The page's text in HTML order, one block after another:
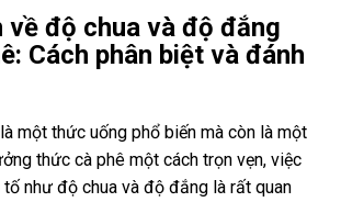
về độ chua và độ đắng
Cách phân biệt và đánh
một thức uống phổ biến mà còn là một
thức cà phê một cách trọn vẹn, việc
tố như độ chua và độ đắng là rất quan